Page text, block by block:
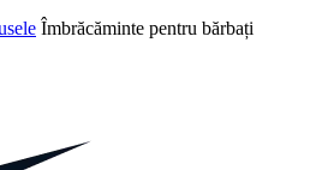
Îmbrăcăminte pentru bărbați